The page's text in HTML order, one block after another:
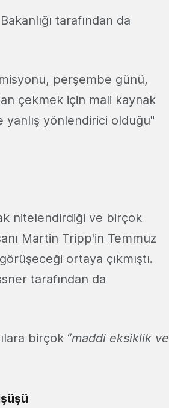
tarafından da
perşembe günü,
çekmek için mali kaynak
yanlış yönlendirici olduğu"
nitelendirdiği ve birçok
Martin Tripp'in Temmuz
ortaya çıkmıştı.
tarafından da
birçok “maddi eksiklik ve